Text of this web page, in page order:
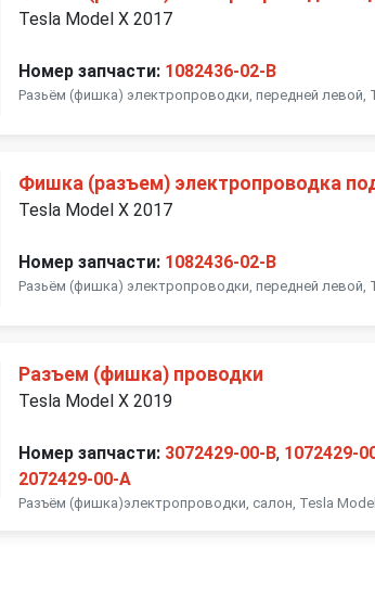
Tesla Model X 2017
Номер запчасти: 1082436-02-B
Разьëм (фишка) электропроводки, передней левой,
Фишка (разъем) электропроводка
Tesla Model X 2017
Номер запчасти: 1082436-02-B
Разьëм (фишка) электропроводки, передней левой,
Разъем (фишка) проводки
Tesla Model X 2019
Номер запчасти: 3072429-00-B, 1072429-
2072429-00-A
Разъëм (фишка)электропроводки, салон, Tesla